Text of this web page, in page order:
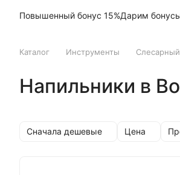
Повышенный бонус 15%Дарим
Каталог Инструменты
Напильники в
Сначала дешевые Цена